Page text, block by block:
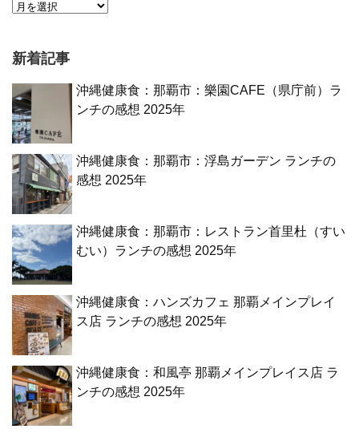
新着記事
沖縄健康食：那覇市：樂園CAFE（県庁前）ラ
ンチの感想 2025年
沖縄健康食：那覇市：浮島ガーデン ランチの
感想 2025年
沖縄健康食：那覇市：レストラン首里杜（すい
むい）ランチの感想 2025年
沖縄健康食：ハンズカフェ 那覇メインプレイ
ス店 ランチの感想 2025年
沖縄健康食：和風亭 那覇メインプレイス店 ラ
ンチの感想 2025年